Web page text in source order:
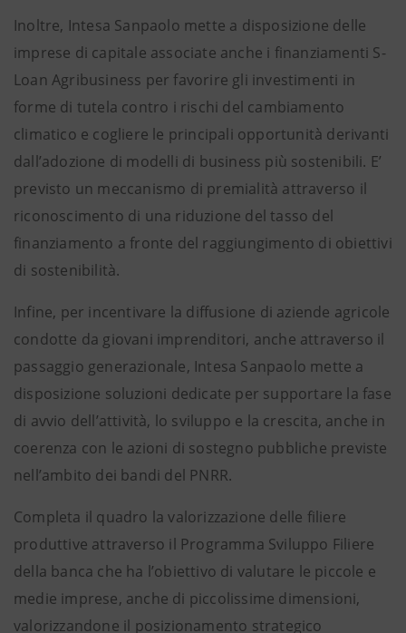
Inoltre, Intesa Sanpaolo mette a disposizione delle
imprese di capitale associate anche i finanziamenti S-
Loan Agribusiness per favorire gli investimenti in
forme di tutela contro i rischi del cambiamento
climatico e cogliere le principali opportunità derivanti
dall’adozione di modelli di business più sostenibili. E’
previsto un meccanismo di premialità attraverso il
riconoscimento di una riduzione del tasso del
finanziamento a fronte del raggiungimento di obiettivi
di sostenibilità.
Infine, per incentivare la diffusione di aziende agricole
condotte da giovani imprenditori, anche attraverso il
passaggio generazionale, Intesa Sanpaolo mette a
disposizione soluzioni dedicate per supportare la fase
di avvio dell’attività, lo sviluppo e la crescita, anche in
coerenza con le azioni di sostegno pubbliche previste
nell’ambito dei bandi del PNRR.
Completa il quadro la valorizzazione delle filiere
produttive attraverso il Programma Sviluppo Filiere
della banca che ha l’obiettivo di valutare le piccole e
medie imprese, anche di piccolissime dimensioni,
valorizzandone il posizionamento strategico